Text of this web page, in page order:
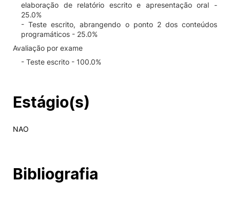
elaboração de relatório escrito e apresentação oral -
25.0%
- Teste escrito, abrangendo o ponto 2 dos conteúdos
programáticos - 25.0%
Avaliação por exame
- Teste escrito - 100.0%
Estágio(s)
NAO
Bibliografia